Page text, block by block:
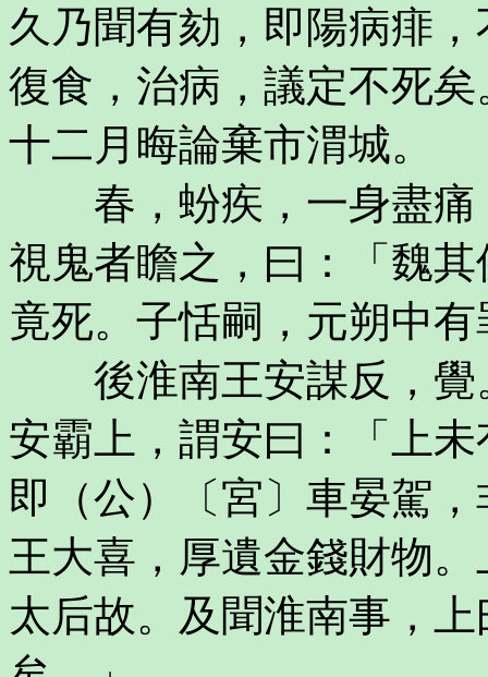
久乃聞有劾，即陽病痱
復食，治病，議定不死
十二月晦論棄市渭城。
春，蚡疾，一身盡痛
視鬼者瞻之，曰：「魏
竟死。子恬嗣，元朔中有
後淮南王安謀反，覺
安霸上，謂安曰：「上
即（公）〔宮〕車晏駕
王大喜，厚遺金錢財物
太后故。及聞淮南事，